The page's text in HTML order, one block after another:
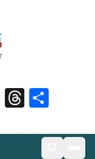
Messenger
Threads